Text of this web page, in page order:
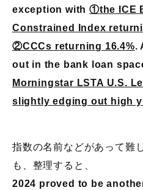
exception with①the ICE
Constrained Index
②CCCs returning 16.4%.
out in the bank loan
Morningstar LSTA U.S.
slightly edging out high
指数の名前などがあって難
も、整理すると、
2024 proved to be